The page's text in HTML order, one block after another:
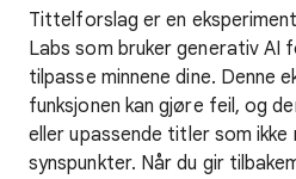
Tittelforslag er en
Labs som bruker generativ AI
tilpasse minnene dine. Denne
funksjonen kan gjøre feil, og
eller upassende titler som
synspunkter. Når du gir